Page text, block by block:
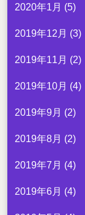
2020年1月 (5)
2019年12月 (3)
2019年11月 (2)
2019年10月 (4)
2019年9月 (2)
2019年8月 (2)
2019年7月 (4)
2019年6月 (4)